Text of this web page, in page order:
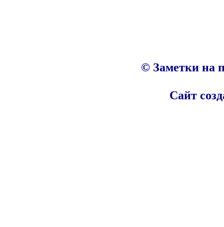
© Заметки на
Сайт